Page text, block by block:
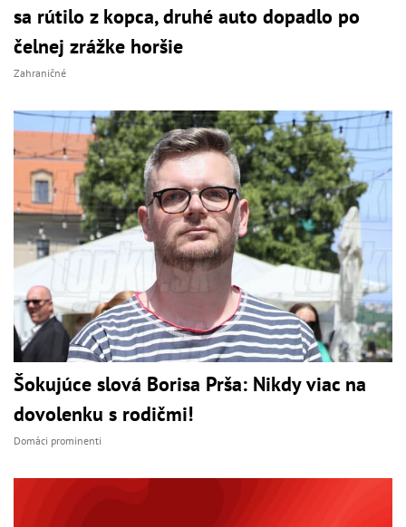
sa rútilo z kopca, druhé auto dopadlo po
čelnej zrážke horšie
Zahraničné
Šokujúce slová Borisa Prša: Nikdy viac na
dovolenku s rodičmi!
Domáci prominenti